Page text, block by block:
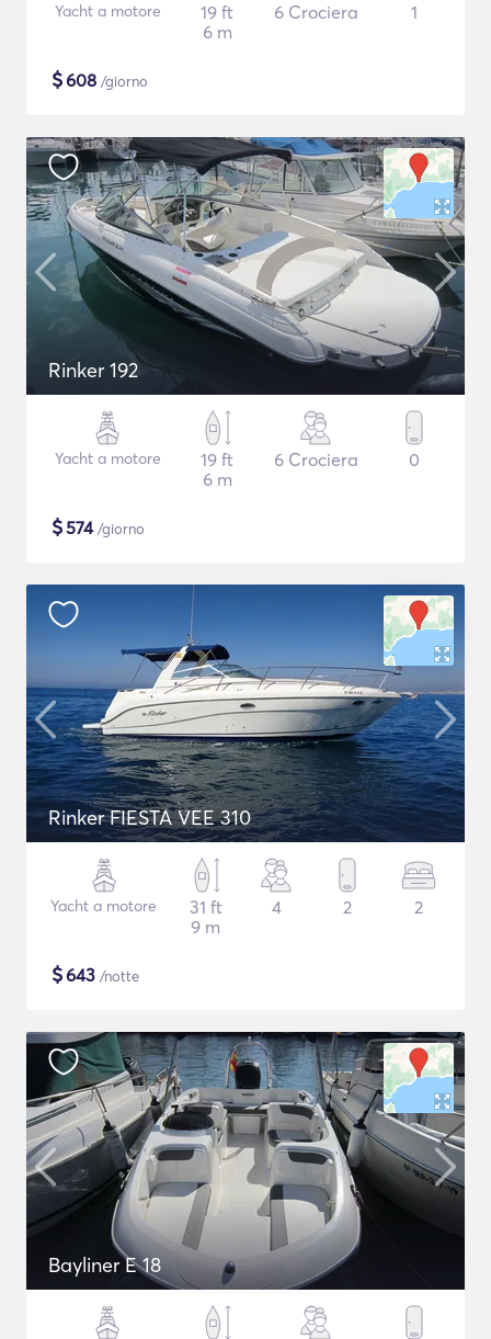
Yacht a motore
19 ft
6 m
6 Crociera 1
$608 /giorno
Rinker 192
Yacht a motore
19 ft
6 m
6 Crociera 0
$574/giorno
Rinker FIESTA VEE 310
Yacht a motore
31 ft
9 m
4 2 2
$643 /notte
Bayliner E 18